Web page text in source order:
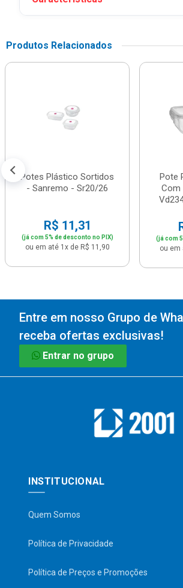
Produtos Relacionados
Potes Plástico Sortidos
- Sanremo - Sr20/26
R$ 11,31
(já com 5% de desconto no PIX)
ou em até 1x de R$ 11,90
Pote
Com
(já com
ou em
Entre em nosso Grupo de
receba ofertas exclusivas!
Entrar no grupo
INSTITUCIONAL
Quem Somos
Política de Privacidade
Política de Preços e Promoções